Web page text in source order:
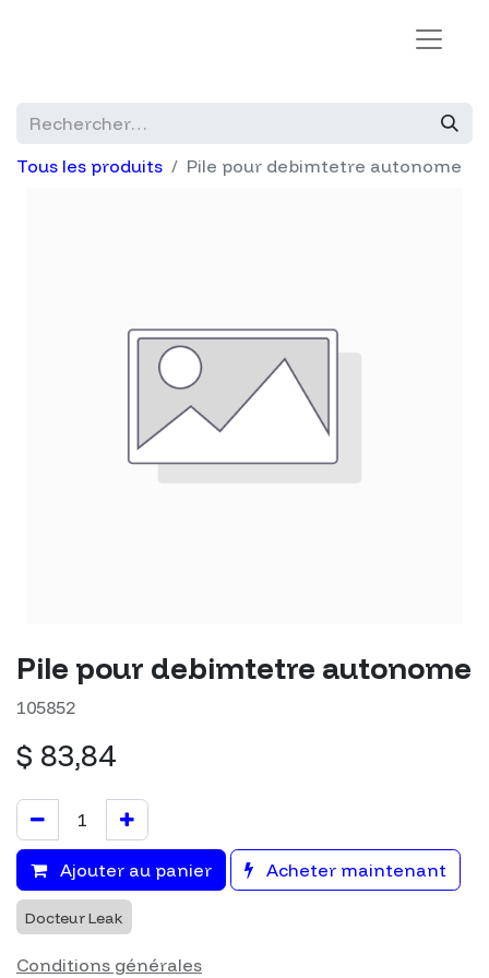
Tous les produits Pile pour debimtetre autonome
Pile pour debimtetre autonome
105852
$ 83,84
Ajouter au panier Acheter maintenant
Docteur Leak
Conditions générales